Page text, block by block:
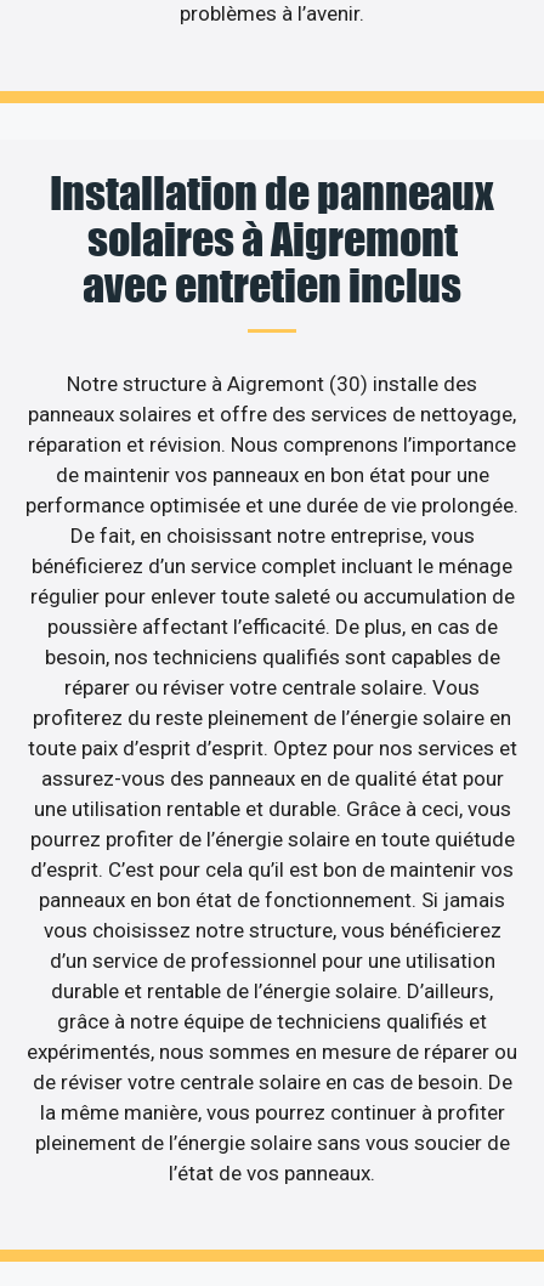
problèmes à l’avenir.
Installation de panneaux
solaires à Aigremont
avec entretien inclus
Notre structure à Aigremont (30) installe des
panneaux solaires et offre des services de nettoyage,
réparation et révision. Nous comprenons l’importance
de maintenir vos panneaux en bon état pour une
performance optimisée et une durée de vie prolongée.
De fait, en choisissant notre entreprise, vous
bénéficierez d’un service complet incluant le ménage
régulier pour enlever toute saleté ou accumulation de
poussière affectant l’efficacité. De plus, en cas de
besoin, nos techniciens qualifiés sont capables de
réparer ou réviser votre centrale solaire. Vous
profiterez du reste pleinement de l’énergie solaire en
toute paix d’esprit d’esprit. Optez pour nos services et
assurez-vous des panneaux en de qualité état pour
une utilisation rentable et durable. Grâce à ceci, vous
pourrez profiter de l’énergie solaire en toute quiétude
d’esprit. C’est pour cela qu’il est bon de maintenir vos
panneaux en bon état de fonctionnement. Si jamais
vous choisissez notre structure, vous bénéficierez
d’un service de professionnel pour une utilisation
durable et rentable de l’énergie solaire. D’ailleurs,
grâce à notre équipe de techniciens qualifiés et
expérimentés, nous sommes en mesure de réparer ou
de réviser votre centrale solaire en cas de besoin. De
la même manière, vous pourrez continuer à profiter
pleinement de l’énergie solaire sans vous soucier de
l’état de vos panneaux.